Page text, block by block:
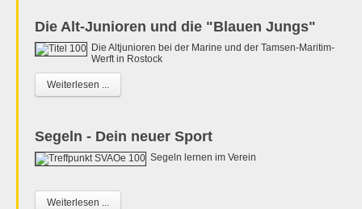
Die Alt-Junioren und die "Blauen Jungs"
Die Altjunioren bei der Marine und der Tamsen-Maritim-
Werft in Rostock
Weiterlesen ...
Segeln - Dein neuer Sport
Segeln lernen im Verein
Weiterlesen ...